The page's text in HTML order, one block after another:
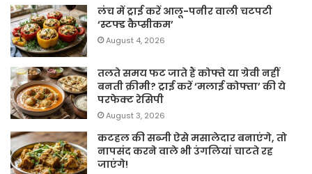
लंच में ट्राई करें आलू-पनीर वाली चटपटी
‘स्टफ्ड कैप्सीकम’
August 4, 2026
तलते समय फट जाते हैं कोफ्ते या ग्रेवी नहीं
बनती क्रीमी? ट्राई करें ‘मलाई कोफ्ता’ की ये
परफेक्ट रेसिपी
August 3, 2026
कटहल की सब्जी ऐसे मसालेदार बनाएंगे, तो
नापसंद करने वाले भी उंगलियां चाटते रह
जाएंगे!